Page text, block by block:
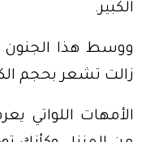
الكبير.
ووسط هذا الجنون
زالت تشعر بحجم
الأمهات اللواتي